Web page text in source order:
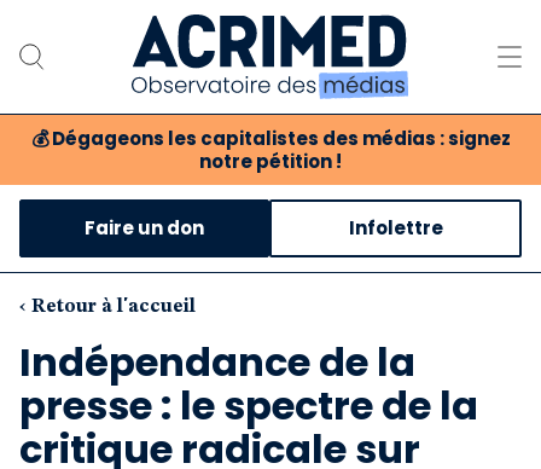
💰 Dégageons les capitalistes des médias : signez
notre pétition !
Notre association
Notre critique des médias
Nos propositions
Notre revue
Boutique
Faire un don Infolettre
‹ Retour à l'accueil
Indépendance de la
presse : le spectre de la
critique radicale sur